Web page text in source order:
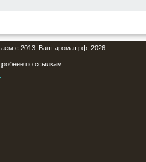
с 2013. Ваш-аромат.рф, 2026.
по ссылкам: